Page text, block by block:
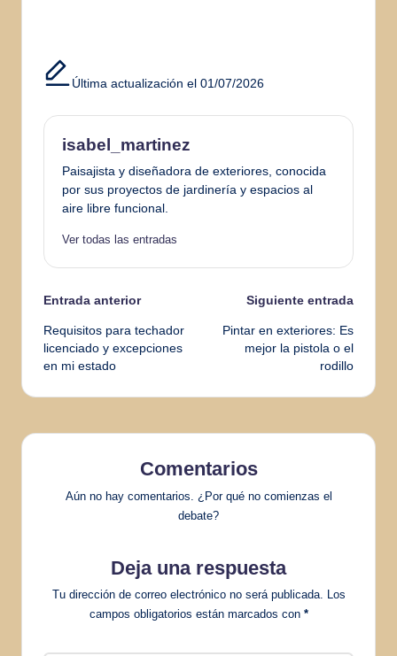
Última actualización el 01/07/2026
isabel_martinez
Paisajista y diseñadora de exteriores, conocida
por sus proyectos de jardinería y espacios al
aire libre funcional.
Ver todas las entradas
Navegación
de
entradas
Entrada anterior
Requisitos para techador
licenciado y excepciones
en mi estado
Siguiente entrada
Pintar en exteriores: Es
mejor la pistola o el
rodillo
Comentarios
Aún no hay comentarios. ¿Por qué no comienzas el
debate?
Deja una respuesta
Tu dirección de correo electrónico no será publicada. Los
campos obligatorios están marcados con *